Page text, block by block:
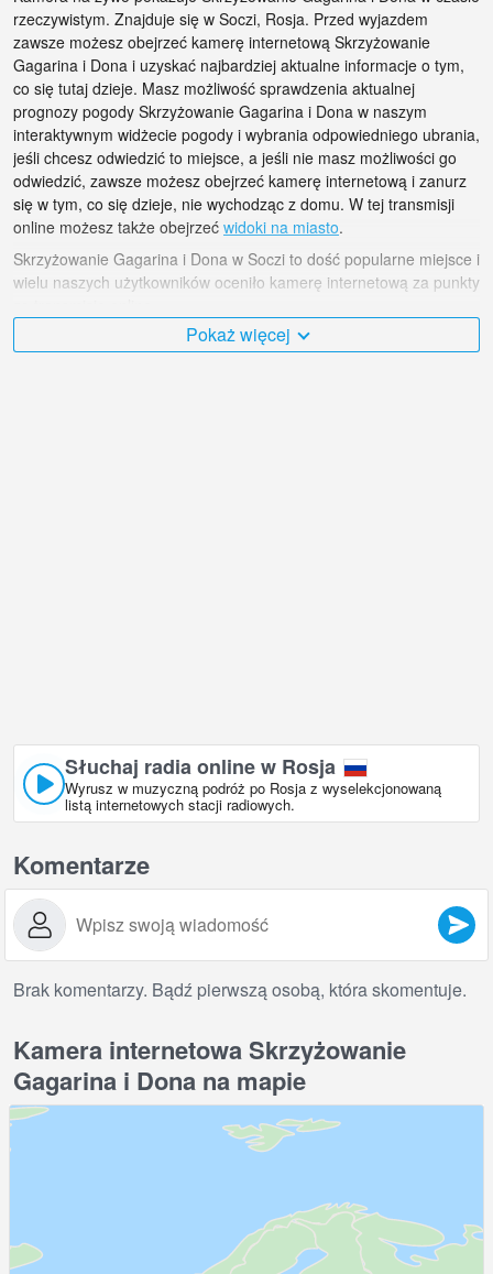
rzeczywistym. Znajduje się w Soczi, Rosja. Przed wyjazdem
zawsze możesz obejrzeć kamerę internetową Skrzyżowanie
Gagarina i Dona i uzyskać najbardziej aktualne informacje o tym,
co się tutaj dzieje. Masz możliwość sprawdzenia aktualnej
prognozy pogody Skrzyżowanie Gagarina i Dona w naszym
interaktywnym widżecie pogody i wybrania odpowiedniego ubrania,
jeśli chcesz odwiedzić to miejsce, a jeśli nie masz możliwości go
odwiedzić, zawsze możesz obejrzeć kamerę internetową i zanurz
się w tym, co się dzieje, nie wychodząc z domu. W tej transmisji
online możesz także obejrzeć widoki na miasto.
Skrzyżowanie Gagarina i Dona w Soczi to dość popularne miejsce i
wielu naszych użytkowników oceniło kamerę internetową za punkty
Rosja jest bardzo różnorodny i jest mnóstwo miejsc, które
Pokaż więcej
Słuchaj radia online w Rosja
Wyrusz w muzyczną podróż po Rosja z wyselekcjonowaną
listą internetowych stacji radiowych.
Komentarze
Brak komentarzy. Bądź pierwszą osobą, która skomentuje.
Kamera internetowa Skrzyżowanie
Gagarina i Dona na mapie